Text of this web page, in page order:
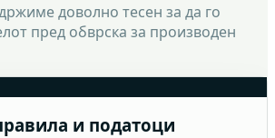
доволно тесен за да го
пред обврска за производен
и податоци